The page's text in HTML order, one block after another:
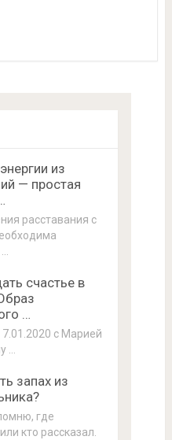
из
— простая
расставания с
счастье в
…
с Марией
…
запах из
где
кто рассказал.